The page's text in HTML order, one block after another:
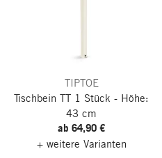
TIPTOE
Tischbein TT 1 Stück - Höhe:
43 cm
ab 64,90 €
+ weitere Varianten